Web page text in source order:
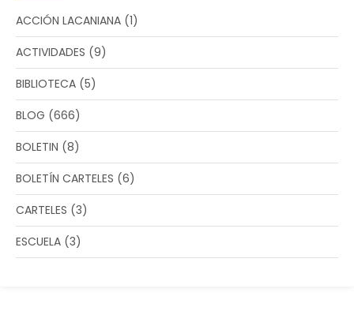
ACCIÓN LACANIANA (1)
ACTIVIDADES (9)
BIBLIOTECA (5)
BLOG (666)
BOLETIN (8)
BOLETÍN CARTELES (6)
CARTELES (3)
ESCUELA (3)